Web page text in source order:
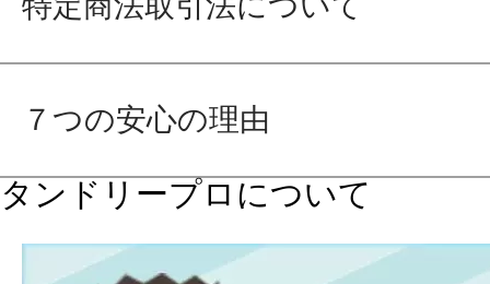
７つの安心の理由
タンドリープロについて